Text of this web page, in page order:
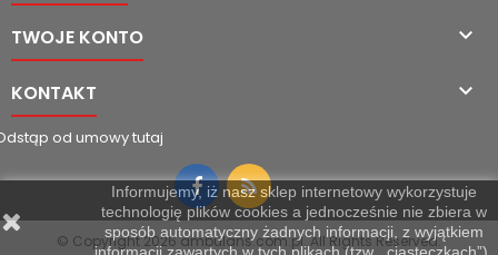
TWOJE KONTO 
KONTAKT 
Informujemy, iż nasz sklep internetowy wykorzystuje
technologię plików cookies a jednocześnie nie zbiera w
sposób automatyczny żadnych informacji, z wyjątkiem
od umowy tutaj
© Copyright 2026 ambulans.com.pl. All Rights Reserved.